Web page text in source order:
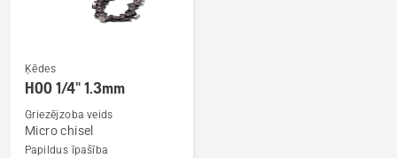
Skatīt
vairāk
par
H00
Ķēdes
H00 1/4" 1.3mm
Griezējzoba veids
Micro chisel
Papildus īpašība